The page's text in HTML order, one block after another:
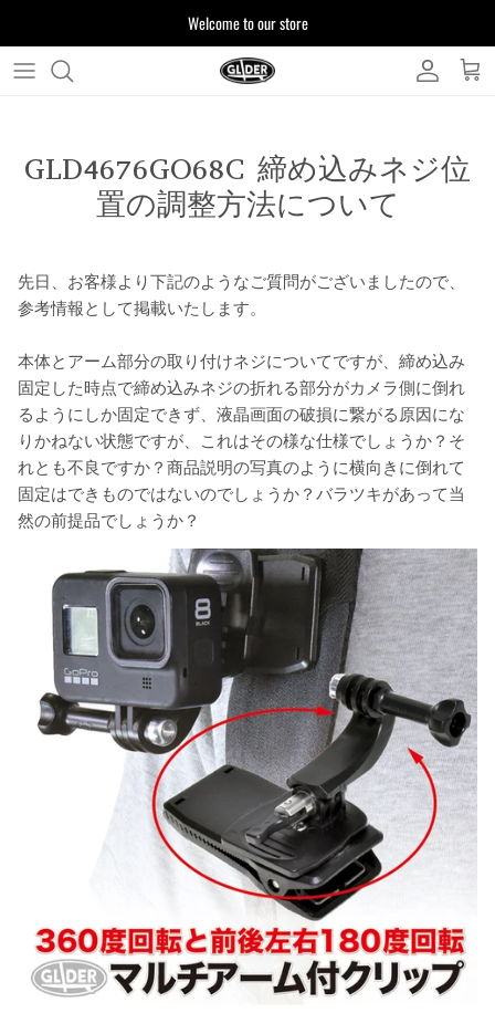
ッ
Welcome to our store
お客様からいただいたご質問をまとめており
ます
注文について 製品について
GLD4676GO68C 締め込みネジ位
置の調整方法について
先日、お客様より下記のようなご質問がございましたので、
参考情報として掲載いたします。
本体とアーム部分の取り付けネジについてですが、締め込み
固定した時点で締め込みネジの折れる部分がカメラ側に倒れ
るようにしか固定できず、液晶画面の破損に繋がる原因にな
りかねない状態ですが、これはその様な仕様でしょうか？そ
れとも不良ですか？商品説明の写真のように横向きに倒れて
固定はできものではないのでしょうか？バラツキがあって当
然の前提品でしょうか？